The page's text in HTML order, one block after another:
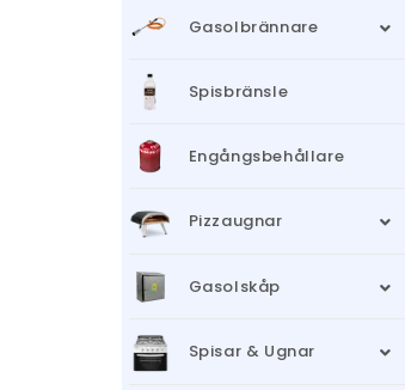
Gasolbrännare
Spisbränsle
Engångsbehållare
Pizzaugnar
Gasolskåp
Spisar & Ugnar